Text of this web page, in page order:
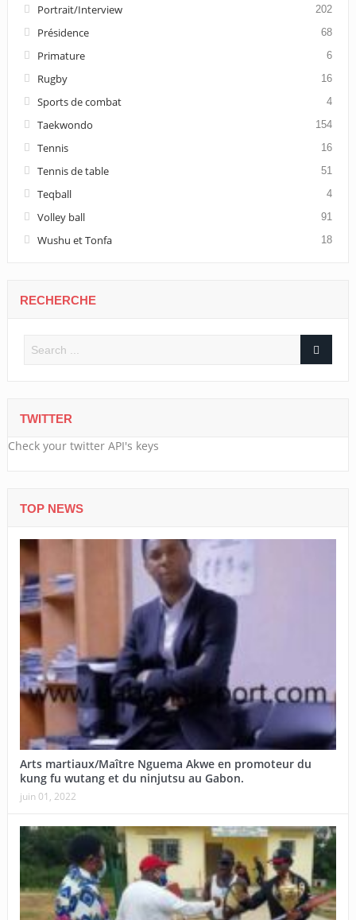
Portrait/Interview 202
Présidence 68
Primature 6
Rugby 16
Sports de combat 4
Taekwondo 154
Tennis 16
Tennis de table 51
Teqball 4
Volley ball 91
Wushu et Tonfa 18
RECHERCHE
TWITTER
Check your twitter API's keys
TOP NEWS
Arts martiaux/Maître Nguema Akwe en promoteur du
kung fu wutang et du ninjutsu au Gabon.
juin 01, 2022